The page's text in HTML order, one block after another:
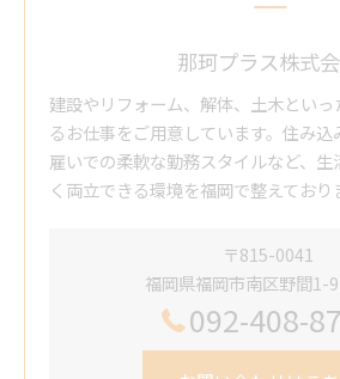
那珂プラス株式
建設やリフォーム、解体、土木とい
るお仕事をご用意しています。住み
雇いでの柔軟な勤務スタイルなど、
く両立できる環境を福岡で整えており
〒815-0041
福岡県福岡市南区野間1-
092-408-